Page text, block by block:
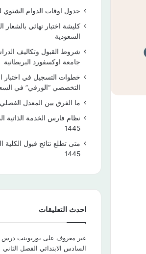
جدول اوقات الدوام الشتوي
كليشة اختبار نهائي بالشعار
السعودية
شروط القبول وتكاليف
جامعة اوكسفورد البريطانية
خطوات التسجيل في اختبار
التخصصي “الورقي” في
ما الفرق بين المعدل
نظام فارس الخدمة الذاتية
1445
متى تطلع نتائج قبول الكلية
1445
احدث التعليقات
غير معروف على بوربوينت درس
السادس الابتدائي الفصل الثاني